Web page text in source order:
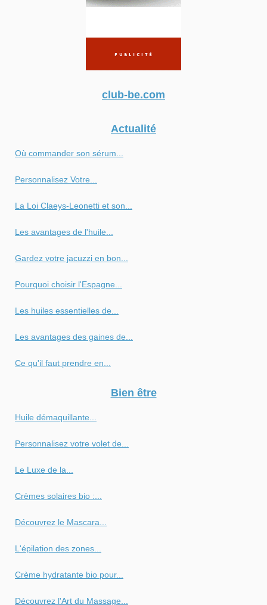
club-be.com
Actualité
Où commander son sérum...
Personnalisez Votre...
La Loi Claeys-Leonetti et son...
Les avantages de l'huile...
Gardez votre jacuzzi en bon...
Pourquoi choisir l'Espagne...
Les huiles essentielles de...
Les avantages des gaines de...
Ce qu'il faut prendre en...
Bien être
Huile démaquillante...
Personnalisez votre volet de...
Le Luxe de la...
Crèmes solaires bio :...
Découvrez le Mascara...
L'épilation des zones...
Crème hydratante bio pour...
Découvrez l'Art du Massage...